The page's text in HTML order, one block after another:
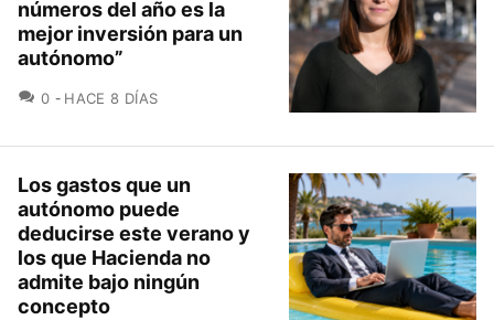
números del año es la
mejor inversión para un
autónomo”
0 COMENTARIOS
HACE 8 DÍAS
Los gastos que un
autónomo puede
deducirse este verano y
los que Hacienda no
admite bajo ningún
concepto